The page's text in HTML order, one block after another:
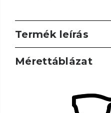
Termék leírás
Mérettáblázat